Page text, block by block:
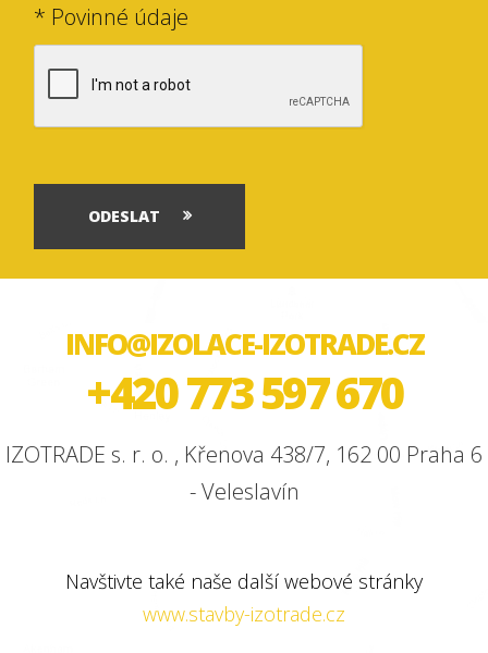
* Povinné údaje
ODESLAT
INFO@IZOLACE-IZOTRADE.CZ
+420 773 597 670
IZOTRADE s. r. o. , Křenova 438/7, 162 00 Praha 6
- Veleslavín
Navštivte také naše další webové stránky
www.stavby-izotrade.cz